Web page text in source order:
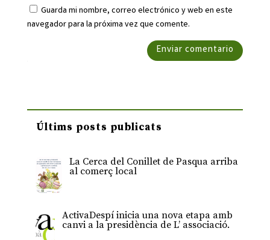
Guarda mi nombre, correo electrónico y web en este
navegador para la próxima vez que comente.
Enviar comentario
Últims posts publicats
La Cerca del Conillet de Pasqua arriba
al comerç local
ActivaDespí inicia una nova etapa amb
canvi a la presidència de L’ associació.